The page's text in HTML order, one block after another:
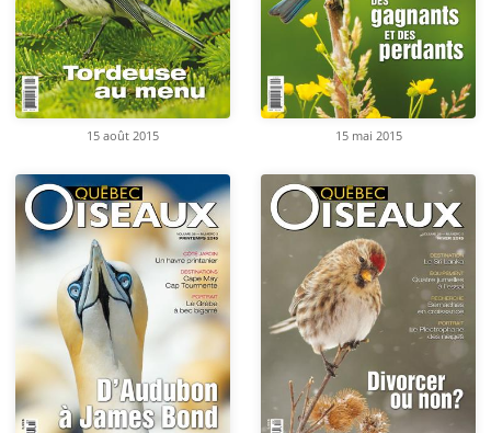
15 août 2015 15 mai 2015